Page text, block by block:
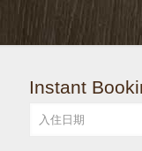
Instant